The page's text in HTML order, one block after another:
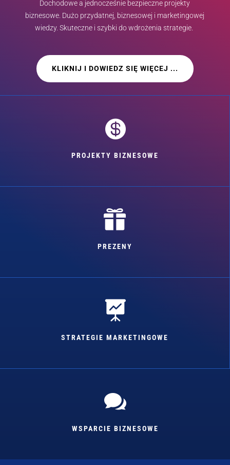
Dochodowe a jednocześnie bezpieczne projekty
biznesowe. Dużo przydatnej, biznesowej i marketingowej
wiedzy. Skuteczne i szybki do wdrożenia strategie.
KLIKNIJ I DOWIEDZ SIĘ WIĘCEJ ...

PROJEKTY BIZNESOWE

PREZENY

STRATEGIE MARKETINGOWE

WSPARCIE BIZNESOWE